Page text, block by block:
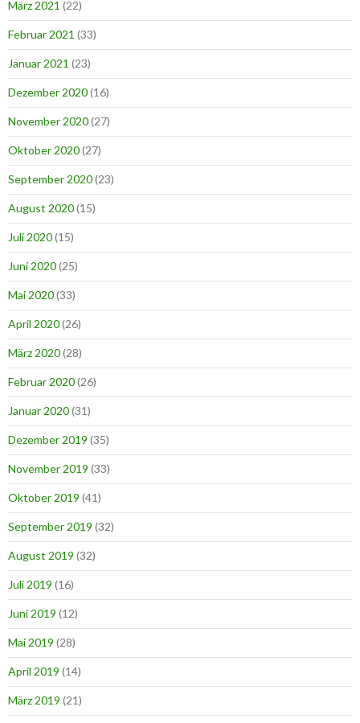
März 2021 (22)
Februar 2021 (33)
Januar 2021 (23)
Dezember 2020(16)
November 2020(27)
Oktober 2020(27)
September 2020(23)
August 2020(15)
Juli 2020(15)
Juni 2020(25)
Mai 2020(33)
April 2020(26)
März 2020(28)
Februar 2020(26)
Januar 2020(31)
Dezember 2019 (35)
November 2019 (33)
Oktober 2019 (41)
September 2019 (32)
August 2019 (32)
Juli 2019 (16)
Juni 2019 (12)
Mai 2019 (28)
April 2019 (14)
März 2019 (21)